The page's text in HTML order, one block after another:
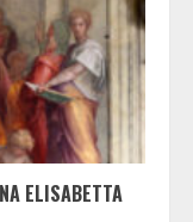
ELISABETTA